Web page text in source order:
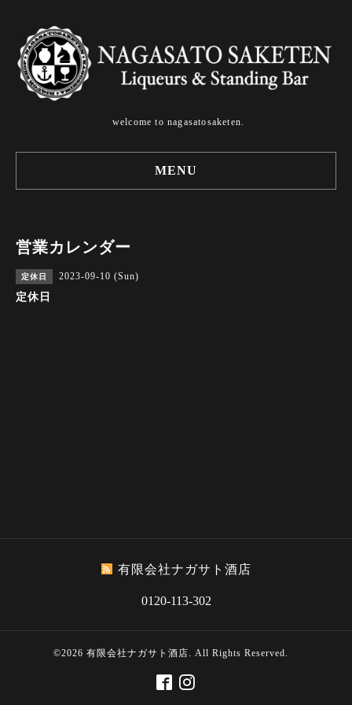
welcome to nagasatosaketen.
MENU
営業カレンダー
定休日 2023-09-10 (Sun)
定休日
有限会社ナガサト酒店
0120-113-302
©2026 有限会社ナガサト酒店. All Rights Reserved.